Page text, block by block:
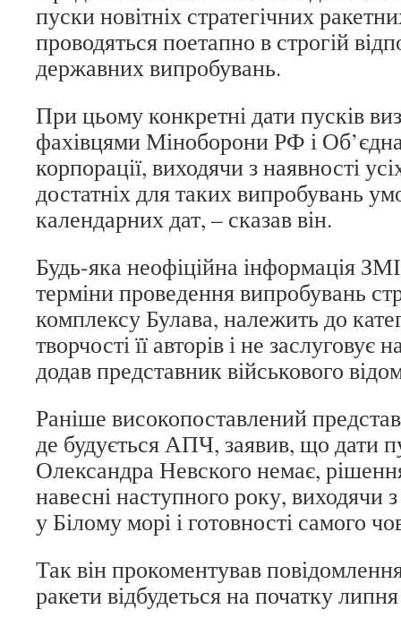
пуски новітніх стратегічних
проводяться поетапно в строгій
державних випробувань.
При цьому конкретні дати пусків
фахівцями Міноборони РФ і
корпорації, виходячи з наявності
достатніх для таких випробувань
календарних дат, – сказав він.
Будь-яка неофіційна інформація
терміни проведення випробувань
комплексу Булава, належить до
творчості її авторів і не заслуговує
додав представник військового
Раніше високопоставлений
де будується АПЧ, заявив, що дати
Олександра Невского немає,
навесні наступного року, виходячи
у Білому морі і готовності самого
Так він прокоментував
ракети відбудеться на початку